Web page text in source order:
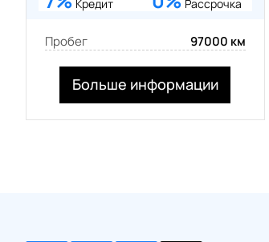
Кредит Рассрочка
Пробег 97000 км
Больше информации